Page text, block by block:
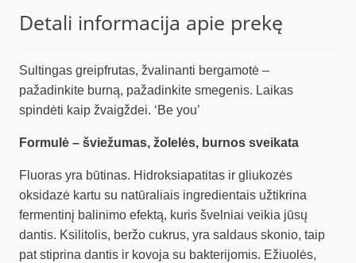
Detali informacija apie prekę
Sultingas greipfrutas, žvalinanti bergamotė –
pažadinkite burną, pažadinkite smegenis. Laikas
spindėti kaip žvaigždei. ‘Be you’
Formulė – šviežumas, žolelės, burnos sveikata
Fluoras yra būtinas. Hidroksiapatitas ir gliukozės
oksidazė kartu su natūraliais ingredientais užtikrina
fermentinį balinimo efektą, kuris švelniai veikia jūsų
dantis. Ksilitolis, beržo cukrus, yra saldaus skonio, taip
pat stiprina dantis ir kovoja su bakterijomis. Ežiuolės,